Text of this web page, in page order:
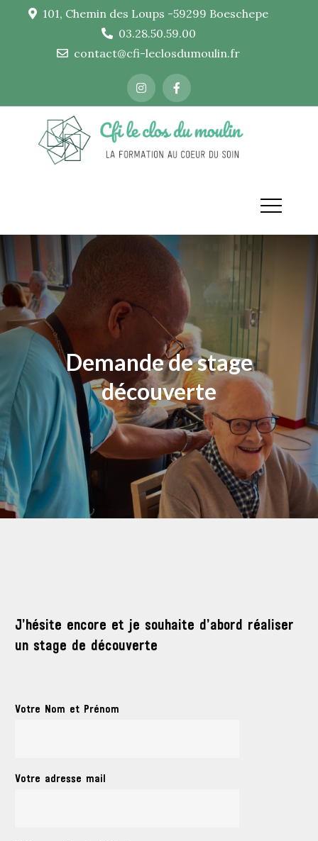
principal101, Chemin des Loups -59299 Boeschepe
03.28.50.59.00
contact@cfi-leclosdumoulin.fr
moulin
Demande de stage
découverte
J’hésite encore et je souhaite d’abord réaliser
un stage de découverte
Votre Nom et Prénom
Votre adresse mail